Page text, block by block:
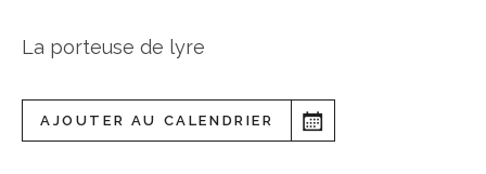
La porteuse de lyre
AJOUTER AU CALENDRIER